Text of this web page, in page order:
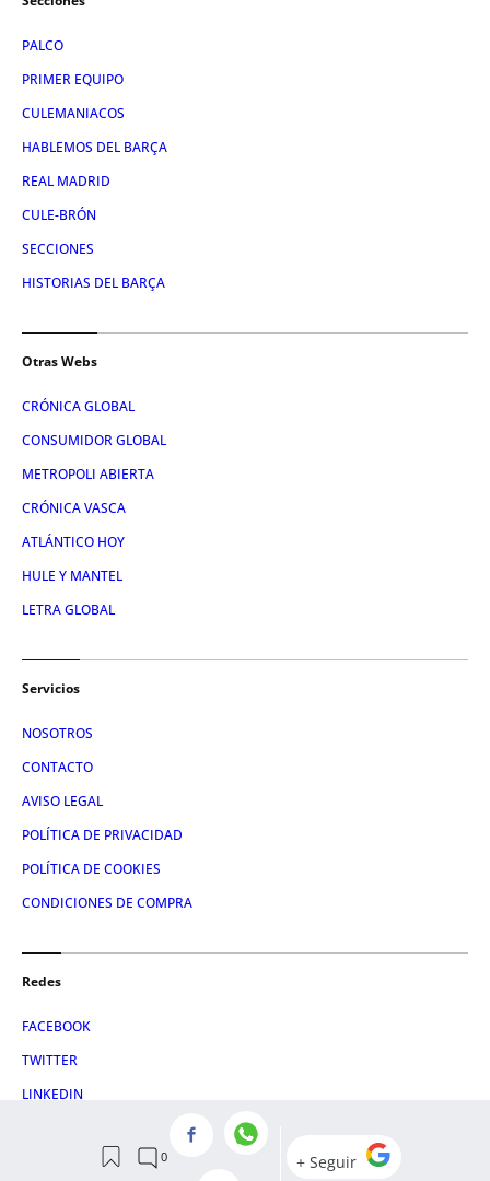
PALCO
PRIMER EQUIPO
CULEMANIACOS
HABLEMOS DEL BARÇA
REAL MADRID
CULE-BRÓN
SECCIONES
HISTORIAS DEL BARÇA
Otras Webs
CRÓNICA GLOBAL
CONSUMIDOR GLOBAL
METROPOLI ABIERTA
CRÓNICA VASCA
ATLÁNTICO HOY
HULE Y MANTEL
LETRA GLOBAL
Servicios
NOSOTROS
CONTACTO
AVISO LEGAL
POLÍTICA DE PRIVACIDAD
POLÍTICA DE COOKIES
CONDICIONES DE COMPRA
Redes
FACEBOOK
TWITTER
LINKEDIN